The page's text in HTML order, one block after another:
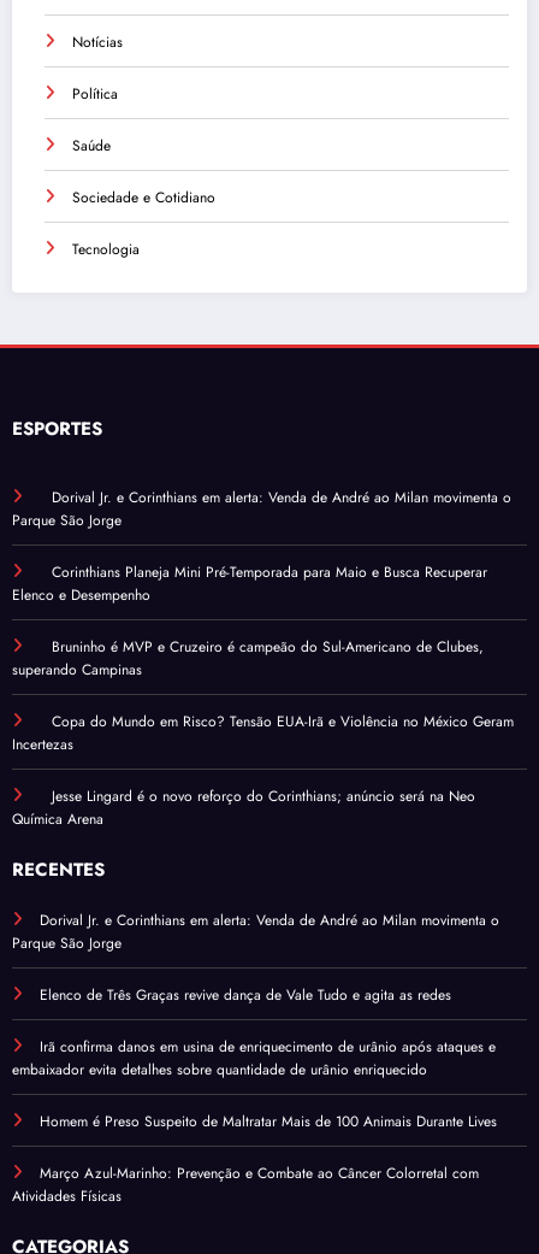
Notícias
Política
Saúde
Sociedade e Cotidiano
Tecnologia
ESPORTES
Dorival Jr. e Corinthians em alerta: Venda de André ao Milan movimenta o
Parque São Jorge
Corinthians Planeja Mini Pré-Temporada para Maio e Busca Recuperar
Elenco e Desempenho
Bruninho é MVP e Cruzeiro é campeão do Sul-Americano de Clubes,
superando Campinas
Copa do Mundo em Risco? Tensão EUA-Irã e Violência no México Geram
Incertezas
Jesse Lingard é o novo reforço do Corinthians; anúncio será na Neo
Química Arena
RECENTES
Dorival Jr. e Corinthians em alerta: Venda de André ao Milan movimenta o
Parque São Jorge
Elenco de Três Graças revive dança de Vale Tudo e agita as redes
Irã confirma danos em usina de enriquecimento de urânio após ataques e
embaixador evita detalhes sobre quantidade de urânio enriquecido
Homem é Preso Suspeito de Maltratar Mais de 100 Animais Durante Lives
Março Azul-Marinho: Prevenção e Combate ao Câncer Colorretal com
Atividades Físicas
CATEGORIAS